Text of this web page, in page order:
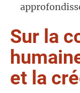
Sur la
et la